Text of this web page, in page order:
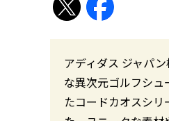
アディダス ジャパ
な異次元ゴルフシ
たコードカオスシ